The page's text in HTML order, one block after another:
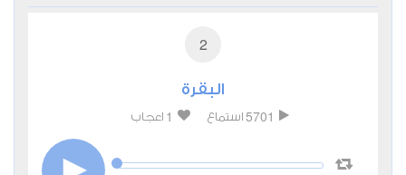
2
البقرة
5701 استماع 1 اعجاب